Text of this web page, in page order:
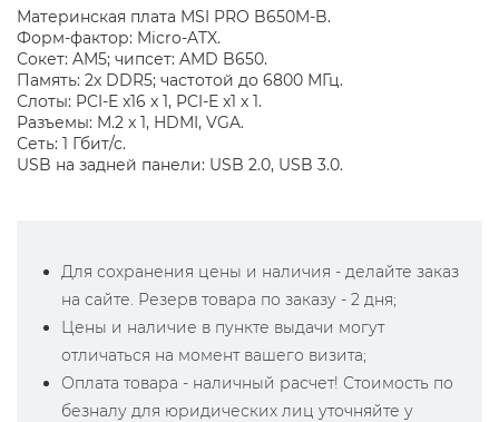
Материнская плата MSI PRO B650M-B.
Форм-фактор: Micro-ATX.
Сокет: AM5; чипсет: AMD B650.
Память: 2x DDR5; частотой до 6800 МГц.
Слоты: PCI-E x16 x 1, PCI-E x1 x 1.
Разъемы: M.2 x 1, HDMI, VGA.
Сеть: 1 Гбит/с.
USB на задней панели: USB 2.0, USB 3.0.
Для сохранения цены и наличия - делайте заказ
на сайте. Резерв товара по заказу - 2 дня;
Цены и наличие в пункте выдачи могут
отличаться на момент вашего визита;
Оплата товара - наличный расчет! Стоимость по
безналу для юридических лиц уточняйте у